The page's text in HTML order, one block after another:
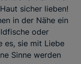
sicher lieben!
in der Nähe ein
oder
es, sie mit Liebe
Sinne werden